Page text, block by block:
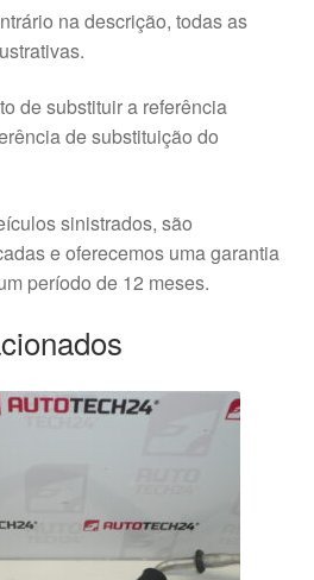
na descrição, todas as
de substituir a referência
de substituição do
sinistrados, são
e oferecemos uma garantia
período de 12 meses.